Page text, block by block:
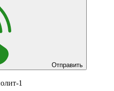
Отправить